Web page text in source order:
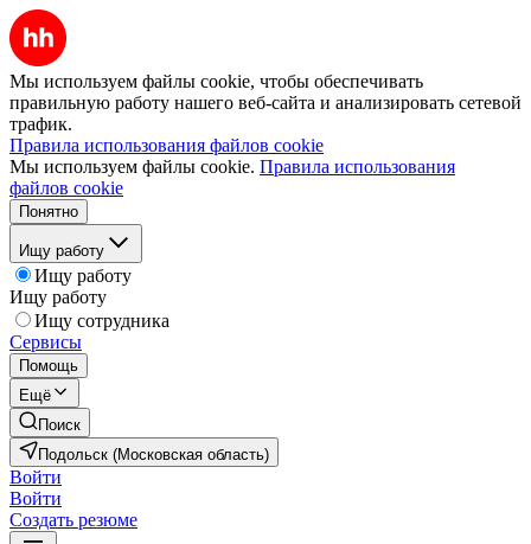
Мы используем файлы cookie, чтобы обеспечивать
правильную работу нашего веб-сайта и анализировать сетевой
трафик.
Правила использования файлов cookie
Мы используем файлы cookie. Правила использования
файлов cookie
Понятно
Ищу работу
Ищу работу
Ищу работу
Ищу сотрудника
Сервисы
Помощь
Ещё
Поиск
Подольск (Московская область)
Войти
Войти
Создать резюме